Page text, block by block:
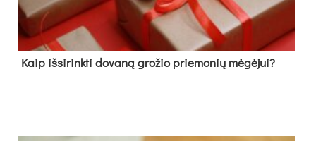
Kaip išsirinkti dovaną grožio priemonių mėgėjui?